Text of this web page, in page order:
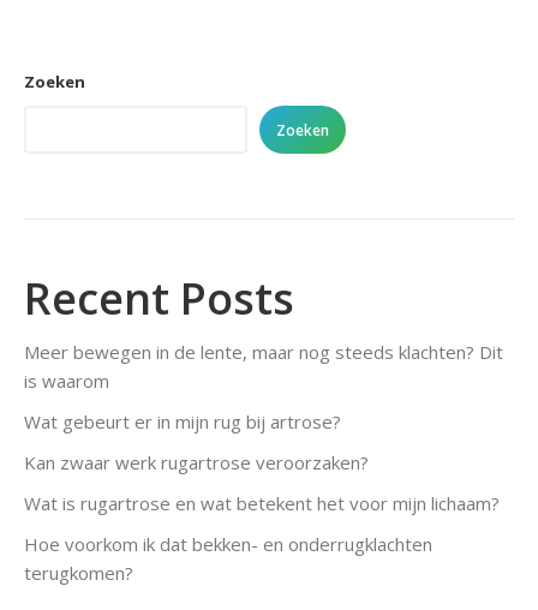
Zoeken
Zoeken
Recent Posts
Meer bewegen in de lente, maar nog steeds klachten? Dit
is waarom
Wat gebeurt er in mijn rug bij artrose?
Kan zwaar werk rugartrose veroorzaken?
Wat is rugartrose en wat betekent het voor mijn lichaam?
Hoe voorkom ik dat bekken- en onderrugklachten
terugkomen?